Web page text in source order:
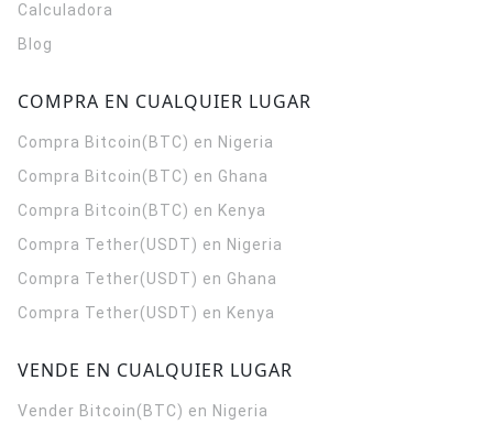
Calculadora
Blog
COMPRA EN CUALQUIER LUGAR
Compra Bitcoin(BTC) en Nigeria
Compra Bitcoin(BTC) en Ghana
Compra Bitcoin(BTC) en Kenya
Compra Tether(USDT) en Nigeria
Compra Tether(USDT) en Ghana
Compra Tether(USDT) en Kenya
VENDE EN CUALQUIER LUGAR
Vender Bitcoin(BTC) en Nigeria